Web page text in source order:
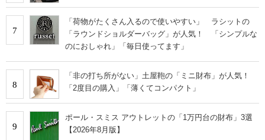
7
「荷物がたくさん入るので使いやすい」 ラシットの
「ラウンドショルダーバッグ」が人気！ 「シンプルな
のにおしゃれ」「毎日使ってます」
8
「非の打ち所がない」土屋鞄の「ミニ財布」が人気！
「2度目の購入」「薄くてコンパクト」
9
ポール・スミス アウトレットの「1万円台の財布」3選
【2026年8月版】